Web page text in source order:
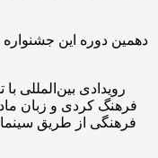
فرهنگ کردی و زبان